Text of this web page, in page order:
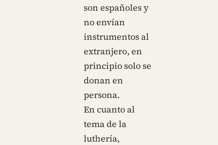
son españoles y
no envían
instrumentos al
extranjero, en
principio solo se
donan en
persona.
En cuanto al
tema de la
luthería,